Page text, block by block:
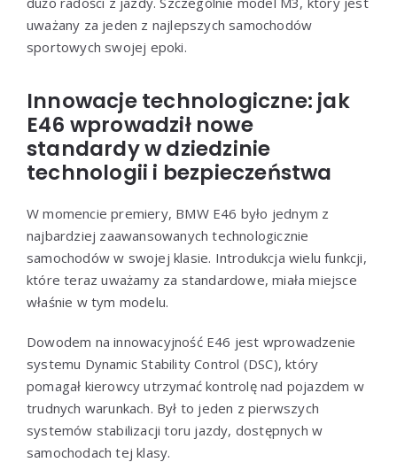
uważany za jeden z najlepszych samochodów
sportowych swojej epoki.
Innowacje technologiczne: jak
E46 wprowadził nowe
standardy w dziedzinie
technologii i bezpieczeństwa
W momencie premiery, BMW E46 było jednym z
najbardziej zaawansowanych technologicznie
samochodów w swojej klasie. Introdukcja wielu funkcji,
które teraz uważamy za standardowe, miała miejsce
właśnie w tym modelu.
Dowodem na innowacyjność E46 jest wprowadzenie
systemu Dynamic Stability Control (DSC), który
pomagał kierowcy utrzymać kontrolę nad pojazdem w
trudnych warunkach. Był to jeden z pierwszych
systemów stabilizacji toru jazdy, dostępnych w
samochodach tej klasy.